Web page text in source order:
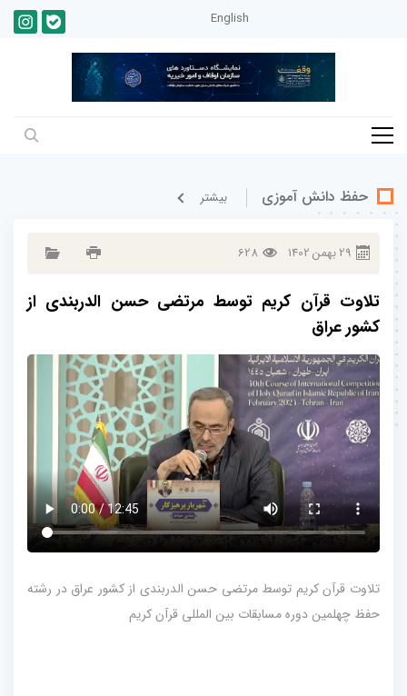
English
حفظ دانش آموزی بيشتر
29بهمن1402
628
تلاوت قرآن کریم توسط مرتضی حسن الدربندی از
کشور عراق
تلاوت قرآن کریم توسط مرتضی حسن الدربندی از کشور عراق در رشته
حفظ چهلمین دوره مسابقات بین المللی قرآن کریم